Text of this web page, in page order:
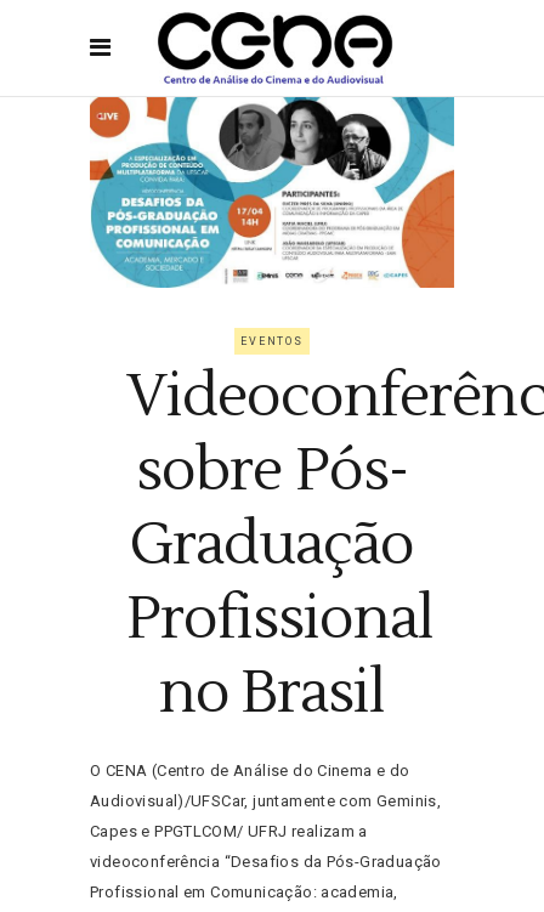
EVENTOS
sobre Pós-
Graduação
Profissional
no Brasil
O CENA (Centro de Análise do Cinema e do
Audiovisual)/UFSCar, juntamente com Geminis,
Capes e PPGTLCOM/ UFRJ realizam a
videoconferência “Desafios da Pós-Graduação
Profissional em Comunicação: academia,